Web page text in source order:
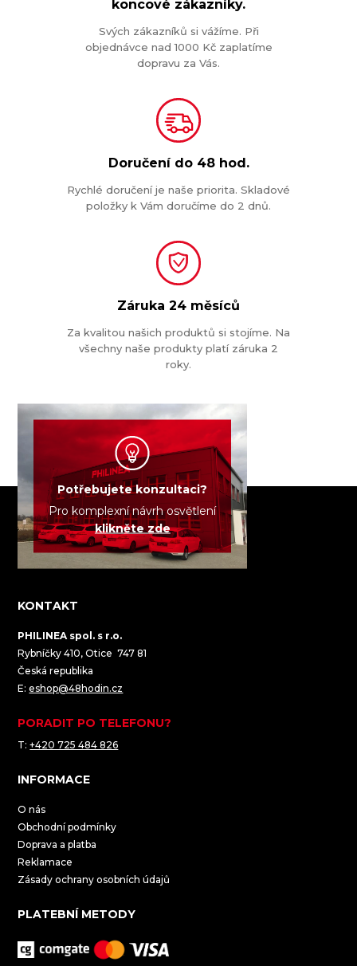
koncové zákazníky.
Svých zákazníků si vážíme. Při
objednávce nad 1000 Kč zaplatíme
dopravu za Vás.
Doručení do 48 hod.
Rychlé doručení je naše priorita. Skladové
položky k Vám doručíme do 2 dnů.
Záruka 24 měsíců
Za kvalitou našich produktů si stojíme. Na
všechny naše produkty platí záruka 2
roky.
Potřebujete konzultaci?
Pro komplexní návrh osvětlení
klikněte zde
KONTAKT
PHILINEA spol. s r.o.
Rybníčky 410, Otice 747 81
Česká republika
E:eshop@48hodin.cz
PORADIT PO TELEFONU?
T:+420 725 484 826
INFORMACE
O nás
Obchodní podmínky
Doprava a platba
Reklamace
Zásady ochrany osobních údajů
PLATEBNÍ METODY